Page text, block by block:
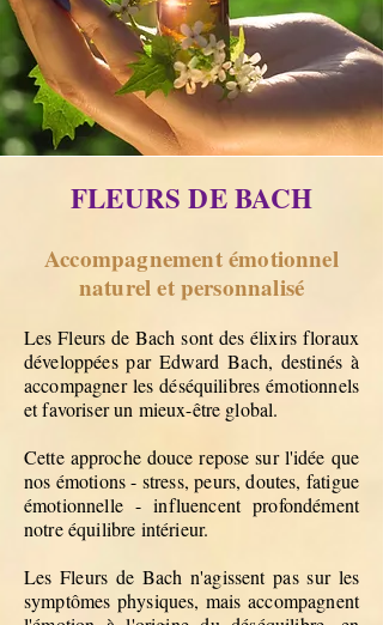
FLEURS DE BACH
Accompagnement émotionnel
naturel et personnalisé
Les Fleurs de Bach sont des élixirs floraux
développées par Edward Bach, destinés à
accompagner les déséquilibres émotionnels
et favoriser un mieux-être global.
Cette approche douce repose sur l'idée que
nos émotions - stress, peurs, doutes, fatigue
émotionnelle - influencent profondément
notre équilibre intérieur.
Les Fleurs de Bach n'agissent pas sur les
symptômes physiques, mais accompagnent